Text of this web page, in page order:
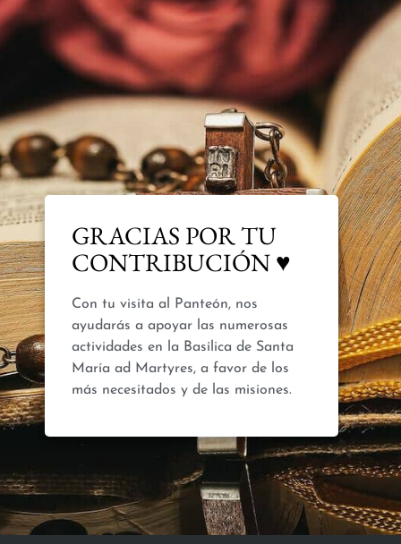
GRACIAS POR TU
CONTRIBUCIÓN ♥
Con tu visita al Panteón, nos
ayudarás a apoyar las numerosas
actividades en la Basílica de Santa
María ad Martyres, a favor de los
más necesitados y de las misiones.